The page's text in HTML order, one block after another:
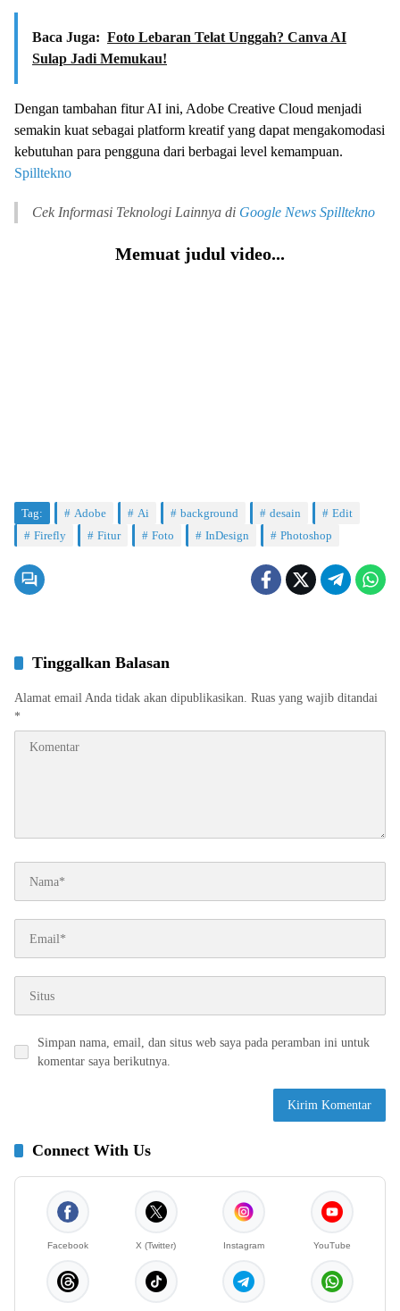
Baca Juga: Foto Lebaran Telat Unggah? Canva AI
Sulap Jadi Memukau!
Dengan tambahan fitur AI ini, Adobe Creative Cloud menjadi
semakin kuat sebagai platform kreatif yang dapat mengakomodasi
kebutuhan para pengguna dari berbagai level kemampuan.
Spilltekno
Cek Informasi Teknologi Lainnya di Google News Spilltekno
Memuat judul video...
Tag: Adobe Ai background desain
Edit
Firefly
Fitur Foto InDesign Photoshop
Tinggalkan Balasan
Alamat email Anda tidak akan dipublikasikan. Ruas yang wajib ditandai
*
Simpan nama, email, dan situs web saya pada peramban ini untuk
komentar saya berikutnya.
Connect With Us
Facebook X (Twitter) Instagram YouTube